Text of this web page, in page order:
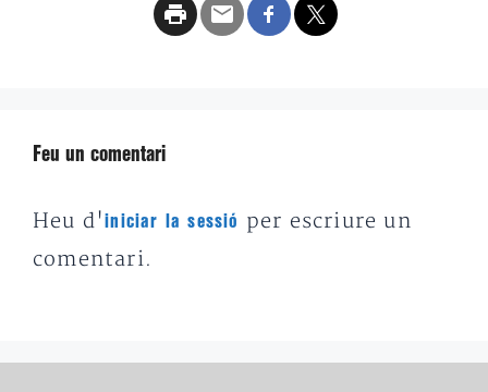
Feu un comentari
Heu d'iniciar la sessió
per escriure un
comentari.